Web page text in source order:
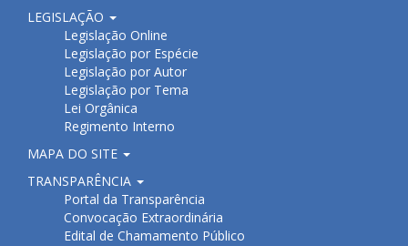
LEGISLAÇÃO
Legislação Online
Legislação por Espécie
Legislação por Autor
Legislação por Tema
Lei Orgânica
Regimento Interno
MAPA DO SITE
TRANSPARÊNCIA
Portal da Transparência
Convocação Extraordinária
Edital de Chamamento Público